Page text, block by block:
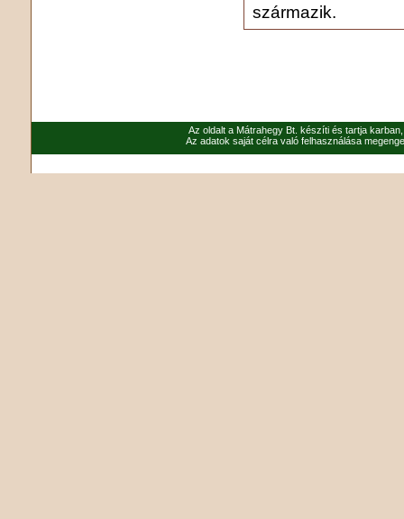
származik.
Az oldalt a Mátrahegy Bt. készíti és tartja
Az adatok saját célra való felhasználása